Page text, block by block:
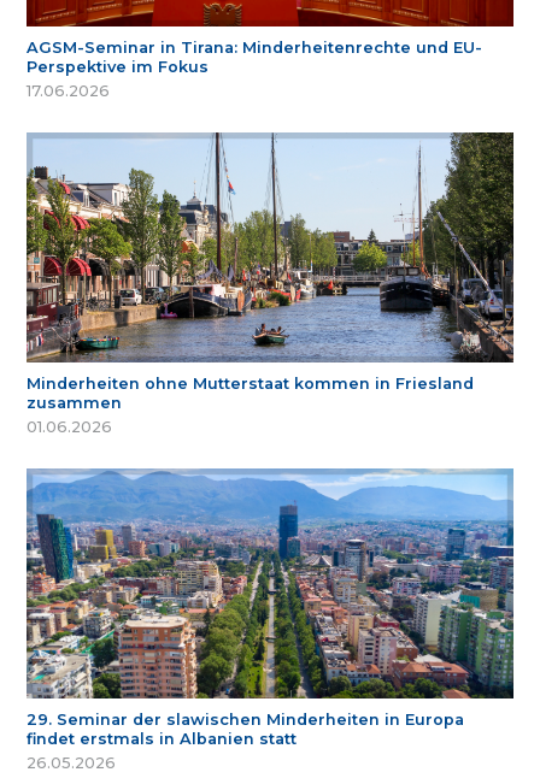
AGSM-Seminar in Tirana: Minderheitenrechte und EU-
Perspektive im Fokus
17.06.2026
Minderheiten ohne Mutterstaat kommen in Friesland
zusammen
01.06.2026
29. Seminar der slawischen Minderheiten in Europa
findet erstmals in Albanien statt
26.05.2026